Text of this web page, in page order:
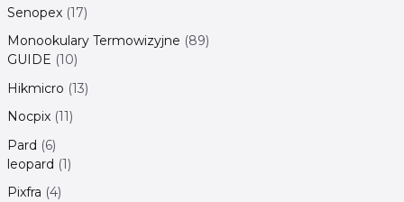
Senopex 17
Monookulary Termowizyjne 89
GUIDE 10
Hikmicro 13
Nocpix 11
Pard 6
leopard 1
Pixfra 4